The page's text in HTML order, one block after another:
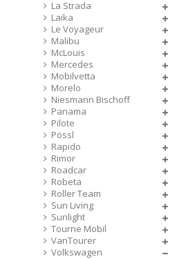
La Strada
Laika
Le Voyageur
Malibu
McLouis
Mercedes
Mobilvetta
Morelo
Niesmann Bischoff
Panama
Pilote
Pössl
Rapido
Rimor
Roadcar
Robeta
Roller Team
Sun Living
Sunlight
Tourne Mobil
VanTourer
Volkswagen